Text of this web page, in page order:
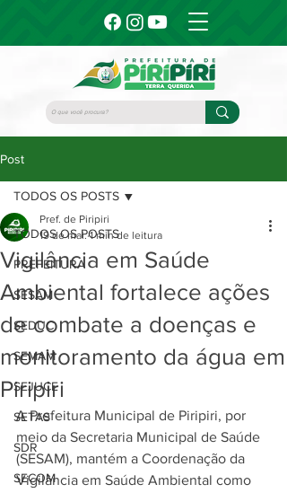
Post
TODOS OS POSTS
PREFEITURA
SESAM
SEDUC
SEMAM
SEJUCE
SETAS
SDR
SECOM
TODOS OS POSTS
Vigilância em Saúde
Ambiental fortalece ações
de combate a doenças e
monitoramento da água em
Piripiri
Pref. de Piripiri
19 de mai. 1 min de leitura
A Prefeitura Municipal de Piripiri, por
meio da Secretaria Municipal de Saúde
(SESAM), mantém a Coordenação da
Vigilância em Saúde Ambiental como